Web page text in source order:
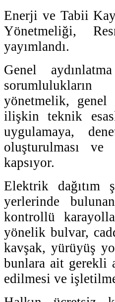
Enerji ve Tabii
Yönetmeliği,
yayımlandı.
Genel
sorumlulukların
yönetmelik, genel
ilişkin teknik
uygulamaya,
oluşturulması ve
kapsıyor.
Elektrik dağıtım
yerlerinde
kontrollü
yönelik bulvar,
kavşak, yürüyüş
bunlara ait gerekli
edilmesi ve